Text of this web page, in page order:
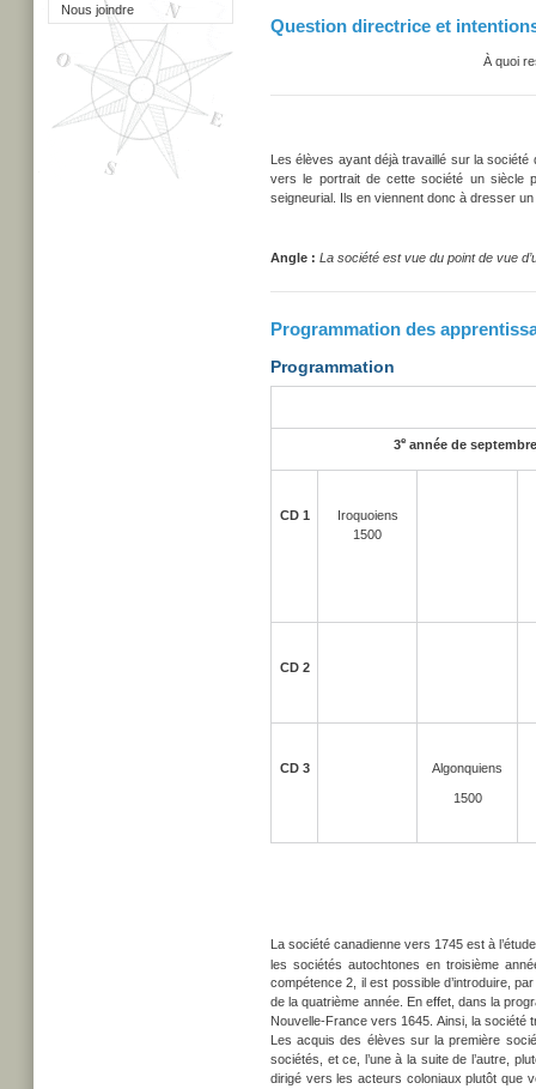
Nous joindre
Question directrice et
À quoi
Les élèves ayant déjà travaillé sur la
vers le portrait de cette société un siècle
seigneurial. Ils en viennent donc à dresser
Angle : La société est vue du point de vue
Programmation des
Programmation
3e année de
CD 1
Iroquoiens
1500
CD 2
CD 3 Algonquiens
1500
La société canadienne vers 1745 est à
les sociétés autochtones en troisième
compétence 2, il est possible d’introduire,
de la quatrième année. En effet, dans la
Nouvelle-France vers 1645. Ainsi, la société
Les acquis des élèves sur la première
sociétés, et ce, l’une à la suite de l’autre,
dirigé vers les acteurs coloniaux plutôt que